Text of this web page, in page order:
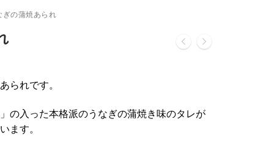
ぎの蒲焼あられ
られです。
の入った本格派のうなぎの蒲焼き味のタレが
ます。